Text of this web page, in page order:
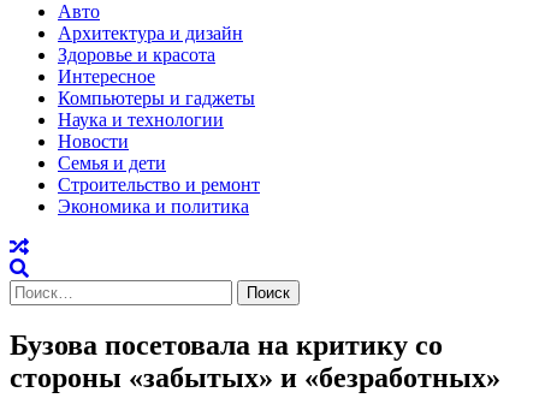
Авто
Архитектура и дизайн
Здоровье и красота
Интересное
Компьютеры и гаджеты
Наука и технологии
Новости
Семья и дети
Строительство и ремонт
Экономика и политика
Найти:
Бузова посетовала на критику со
стороны «забытых» и «безработных»